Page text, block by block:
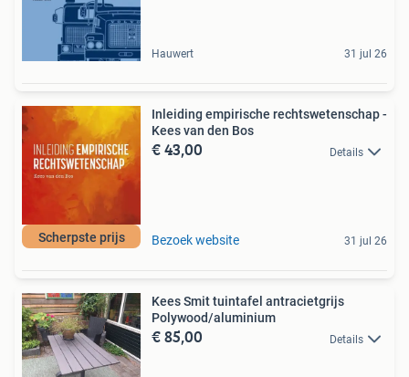
Hauwert 31 jul 26
Scherpste prijs
Inleiding empirische rechtswetenschap -
Kees van den Bos
€ 43,00 Details
Bezoek website 31 jul 26
Kees Smit tuintafel antracietgrijs
Polywood/aluminium
€ 85,00 Details